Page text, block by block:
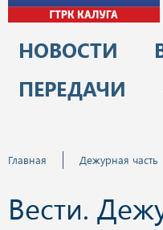
НОВОСТИ
ПЕРЕДАЧИ
Главная Дежурная часть
Вести.